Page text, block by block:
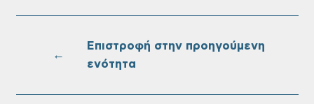
Τακτική συνεδρίαση Δημοτικής Επιτροπής
←
Επιστροφή στην προηγούμενη
ενότητα